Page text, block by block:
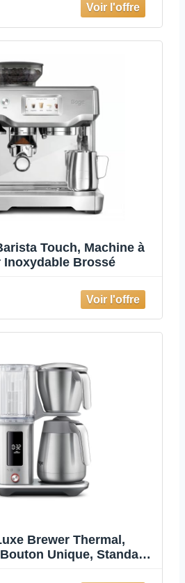
Touch, Machine à
Inoxydable Brossé
Brewer Thermal,
Unique, Standard